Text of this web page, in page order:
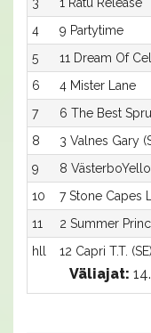
4
9 Partytime
5
11 Dream Of
6
4 Mister Lane
7
6 The Best
8
3 Valnes Gary
9
8
10
7 Stone Capes
11
2 Summer
hll
12 Capri T.T. (SE)
Väliajat: